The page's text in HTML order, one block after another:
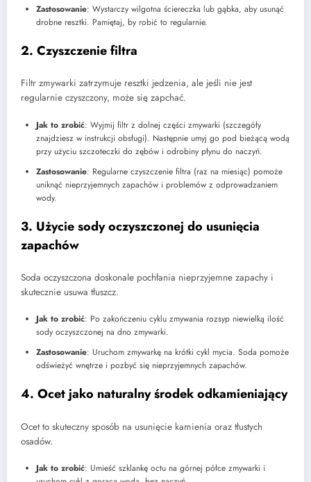
Zastosowanie: Wystarczy wilgotna ściereczka lub gąbka, aby usunąć
drobne resztki. Pamiętaj, by robić to regularnie.
2. Czyszczenie filtra
Filtr zmywarki zatrzymuje resztki jedzenia, ale jeśli nie jest
regularnie czyszczony, może się zapchać.
Jak to zrobić: Wyjmij filtr z dolnej części zmywarki (szczegóły
znajdziesz w instrukcji obsługi). Następnie umyj go pod bieżącą wodą
przy użyciu szczoteczki do zębów i odrobiny płynu do naczyń.
Zastosowanie: Regularne czyszczenie filtra (raz na miesiąc) pomoże
uniknąć nieprzyjemnych zapachów i problemów z odprowadzaniem
wody.
3. Użycie sody oczyszczonej do usunięcia
zapachów
Soda oczyszczona doskonale pochłania nieprzyjemne zapachy i
skutecznie usuwa tłuszcz.
Jak to zrobić: Po zakończeniu cyklu zmywania rozsyp niewielką ilość
sody oczyszczonej na dno zmywarki.
Zastosowanie: Uruchom zmywarkę na krótki cykl mycia. Soda pomoże
odświeżyć wnętrze i pozbyć się nieprzyjemnych zapachów.
4. Ocet jako naturalny środek odkamieniający
Ocet to skuteczny sposób na usunięcie kamienia oraz tłustych
osadów.
Jak to zrobić: Umieść szklankę octu na górnej półce zmywarki i